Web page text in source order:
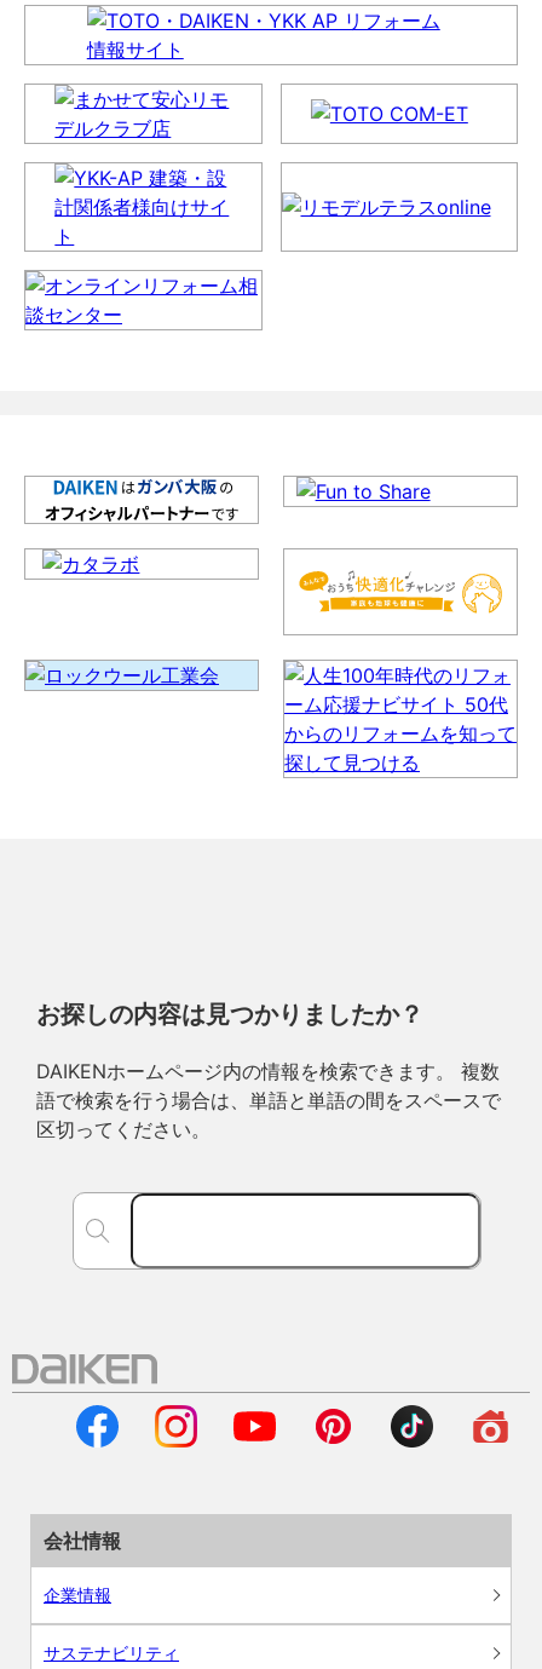
お探しの内容は見つかりましたか？
DAIKENホームページ内の情報を検索できます。 複数
語で検索を行う場合は、単語と単語の間をスペースで
区切ってください。
会社情報
企業情報
サステナビリティ